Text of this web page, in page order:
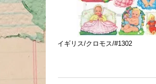
イギリス/クロモス/#1302